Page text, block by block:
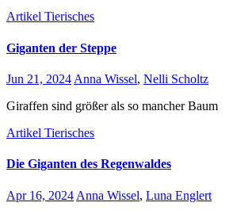
Artikel Tierisches
Giganten der Steppe
Jun 21, 2024 Anna Wissel, Nelli Scholtz
Giraffen sind größer als so mancher Baum
Artikel Tierisches
Die Giganten des Regenwaldes
Apr 16, 2024 Anna Wissel, Luna Englert